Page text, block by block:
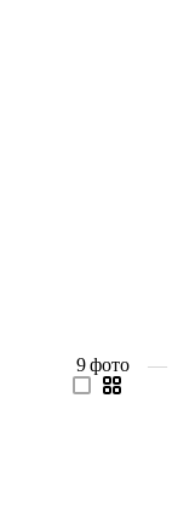
9фото —